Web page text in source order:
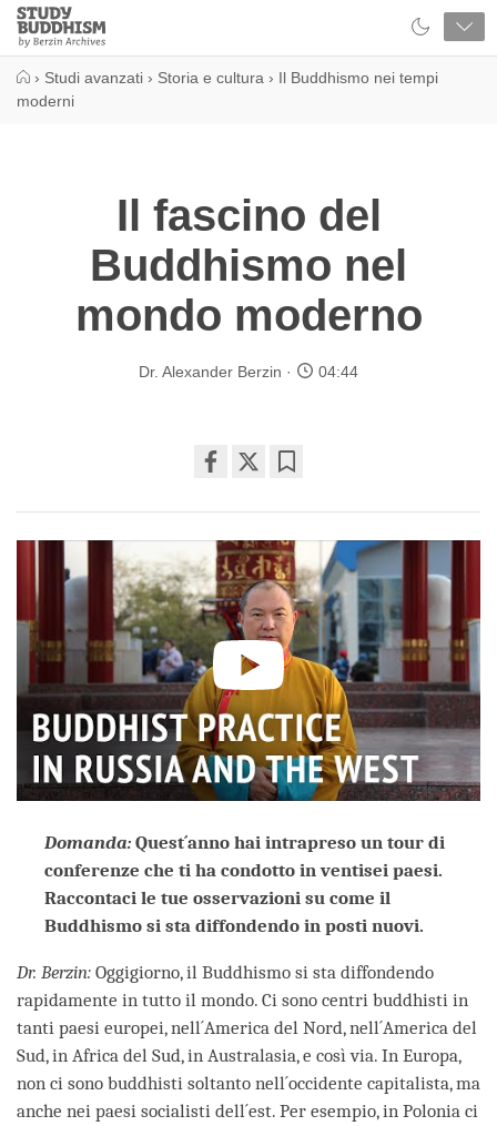
Close
Study
Buddhism
› Studi avanzati › Storia e cultura › Il Buddhismo nei tempi
moderni
Il fascino del
Buddhismo nel
mondo moderno
Dr. Alexander Berzin 04:44
on
facebook
Domanda: Quest´anno hai intrapreso un tour di
conferenze che ti ha condotto in ventisei paesi.
Raccontaci le tue osservazioni su come il
Buddhismo si sta diffondendo in posti nuovi.
Dr. Berzin: Oggigiorno, il Buddhismo si sta diffondendo
rapidamente in tutto il mondo. Ci sono centri buddhisti in
tanti paesi europei, nell´America del Nord, nell´America del
Sud, in Africa del Sud, in Australasia, e così via. In Europa,
non ci sono buddhisti soltanto nell´occidente capitalista, ma
anche nei paesi socialisti dell´est. Per esempio, in Polonia ci